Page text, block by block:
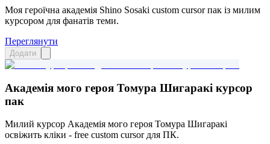
Моя героїчна академія Shino Sosaki custom cursor пак із милим
курсором для фанатів теми.
Переглянути
Додати
Академія мого героя Томура Шигаракі курсор
пак
Милий курсор Академія мого героя Томура Шигаракі
освіжить кліки - free custom cursor для ПК.